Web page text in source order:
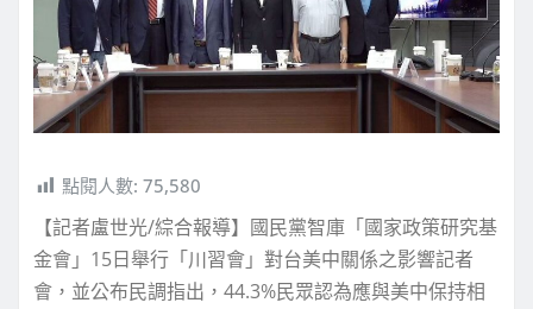
點閱人數: 75,580
【記者盧世光/綜合報導】國民黨智庫「國家政策研究基
金會」15日舉行「川習會」對台美中關係之影響記者
會，並公布民調指出，44.3%民眾認為應與美中保持相